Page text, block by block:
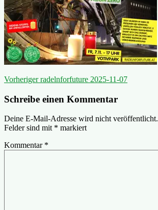
Beitragsnavigation
Vorheriger Vorheriger
radelnforfuture 2025-11-07
Schreibe einen Kommentar
Deine E-Mail-Adresse wird nicht veröffentlicht.
Felder sind mit * markiert
Kommentar *